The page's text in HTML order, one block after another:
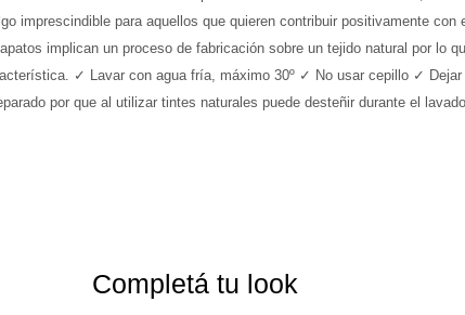
imprescindible para aquellos que quieren contribuir positivamente con
implican un proceso de fabricación sobre un tejido natural por lo
✓ Lavar con agua fría, máximo 30º ✓ No usar cepillo ✓ Dejar
por que al utilizar tintes naturales puede desteñir durante el lavado
Completá tu look